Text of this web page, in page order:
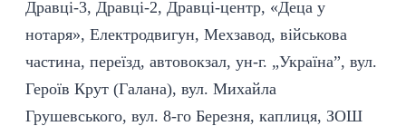
Дравці-3, Дравці-2, Дравці-центр, «Деца у
нотаря», Електродвигун, Мехзавод, військова
частина, переїзд, автовокзал, ун-г. „Україна”, вул.
Героїв Крут (Галана), вул. Михайла
Грушевського, вул. 8-го Березня, каплиця, ЗОШ